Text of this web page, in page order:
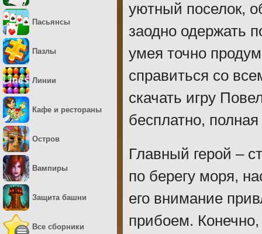
уютный поселок,
заодно одержать
умея точно
справиться со
скачать игру
бесплатно,
Главный герой –
по берегу моря,
его внимание
прибоем.
Пасьянсы
Пазлы
Линии
Кафе и рестораны
Остров
Вампиры
Защита башни
Все сборники